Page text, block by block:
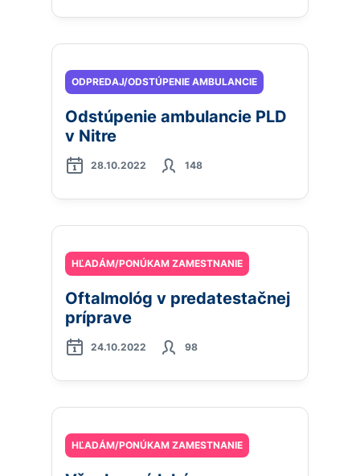
ODPREDAJ/ODSTÚPENIE AMBULANCIE
Odstúpenie ambulancie PLD
v Nitre
28.10.2022 148
HĽADÁM/PONÚKAM ZAMESTNANIE
Oftalmológ v predatestačnej
príprave
24.10.2022 98
HĽADÁM/PONÚKAM ZAMESTNANIE